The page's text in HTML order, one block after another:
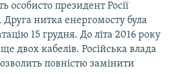
особисто президент Росії
нитка енергомосту була
15 грудня. До літа 2016 року
ще двох кабелів. Російська влада
повністю замінити